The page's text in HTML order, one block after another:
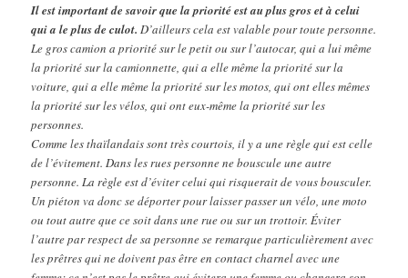
Il est important de savoir que la priorité est au plus gros et à celui
qui a le plus de culot. D’ailleurs cela est valable pour toute personne.
Le gros camion a priorité sur le petit ou sur l’autocar, qui a lui même
la priorité sur la camionnette, qui a elle même la priorité sur la
voiture, qui a elle même la priorité sur les motos, qui ont elles mêmes
la priorité sur les vélos, qui ont eux-même la priorité sur les
personnes.
Comme les thaïlandais sont très courtois, il y a une règle qui est celle
de l’évitement. Dans les rues personne ne bouscule une autre
personne. La règle est d’éviter celui qui risquerait de vous bousculer.
Un piéton va donc se déporter pour laisser passer un vélo, une moto
ou tout autre que ce soit dans une rue ou sur un trottoir. Éviter
l’autre par respect de sa personne se remarque particulièrement avec
les prêtres qui ne doivent pas être en contact charnel avec une